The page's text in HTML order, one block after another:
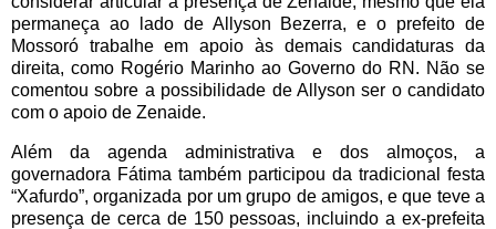
permaneça ao lado de Allyson Bezerra, e o prefeito de
Mossoró trabalhe em apoio às demais candidaturas da
direita, como Rogério Marinho ao Governo do RN. Não se
comentou sobre a possibilidade de Allyson ser o candidato
com o apoio de Zenaide.
Além da agenda administrativa e dos almoços, a
governadora Fátima também participou da tradicional festa
“Xafurdo”, organizada por um grupo de amigos, e que teve a
presença de cerca de 150 pessoas, incluindo a ex-prefeita